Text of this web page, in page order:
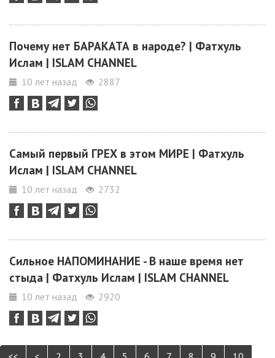
Почему нет БАРАКАТА в народе? | Фатхуль
Ислам | ISLAM CHANNEL
10 лет назад 2887
Самый первый ГРЕХ в этом МИРЕ | Фатхуль
Ислам | ISLAM CHANNEL
10 лет назад 2732
Сильное НАПОМИНАНИЕ - В наше время нет
стыда | Фатхуль Ислам | ISLAM CHANNEL
10 лет назад 2920